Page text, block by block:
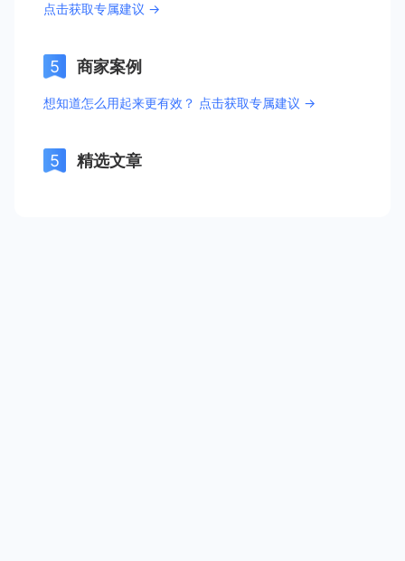
点击获取专属建议 →
商家案例
想知道怎么用起来更有效？ 点击获取专属建议 →
精选文章